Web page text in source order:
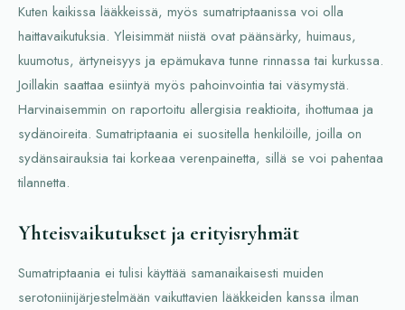
Kuten kaikissa lääkkeissä, myös sumatriptaanissa voi olla
haittavaikutuksia. Yleisimmät niistä ovat päänsärky, huimaus,
kuumotus, ärtyneisyys ja epämukava tunne rinnassa tai kurkussa.
Joillakin saattaa esiintyä myös pahoinvointia tai väsymystä.
Harvinaisemmin on raportoitu allergisia reaktioita, ihottumaa ja
sydänoireita. Sumatriptaania ei suositella henkilöille, joilla on
sydänsairauksia tai korkeaa verenpainetta, sillä se voi pahentaa
tilannetta.
Yhteisvaikutukset ja erityisryhmät
Sumatriptaania ei tulisi käyttää samanaikaisesti muiden
serotoniinijärjestelmään vaikuttavien lääkkeiden kanssa ilman